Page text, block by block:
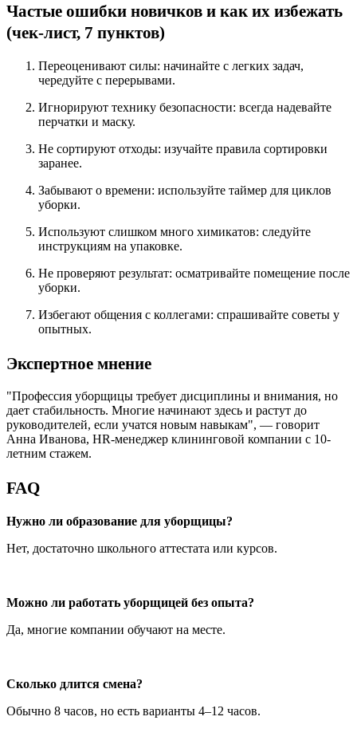
Частые ошибки новичков и как их избежать
(чек-лист, 7 пунктов)
Переоценивают силы: начинайте с легких задач,
чередуйте с перерывами.
Игнорируют технику безопасности: всегда надевайте
перчатки и маску.
Не сортируют отходы: изучайте правила сортировки
заранее.
Забывают о времени: используйте таймер для циклов
уборки.
Используют слишком много химикатов: следуйте
инструкциям на упаковке.
Не проверяют результат: осматривайте помещение после
уборки.
Избегают общения с коллегами: спрашивайте советы у
опытных.
Экспертное мнение
"Профессия уборщицы требует дисциплины и внимания, но
дает стабильность. Многие начинают здесь и растут до
руководителей, если учатся новым навыкам", — говорит
Анна Иванова, HR-менеджер клининговой компании с 10-
летним стажем.
FAQ
Нужно ли образование для уборщицы?
Нет, достаточно школьного аттестата или курсов.
Можно ли работать уборщицей без опыта?
Да, многие компании обучают на месте.
Сколько длится смена?
Обычно 8 часов, но есть варианты 4–12 часов.